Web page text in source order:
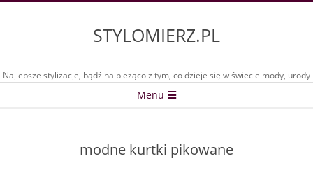
STYLOMIERZ.PL
Najlepsze stylizacje, bądź na bieżąco z tym, co dzieje się w świecie mody, urody
Menu
modne kurtki pikowane